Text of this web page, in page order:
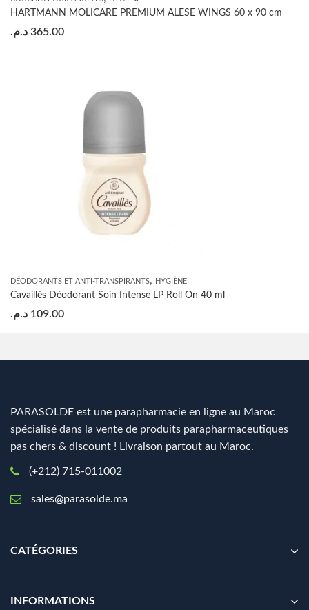
HARTMANN MOLICARE PREMIUM ALESE WINGS 60 x 90 cm
365.00 د.م.
DÉODORANTS ET ANTI-TRANSPIRANTS, HYGIÈNE
Cavaillès Déodorant Soin Intense LP Roll On 40 ml
109.00 د.م.
PARASOLDE est une parapharmacie en ligne au Maroc
spécialisé dans la vente de produits parapharmaceutiques
pas chers & discount ! Livraison partout au Maroc.
(+212) 715-011002
sales@parasolde.ma
CATÉGORIES
INFORMATIONS